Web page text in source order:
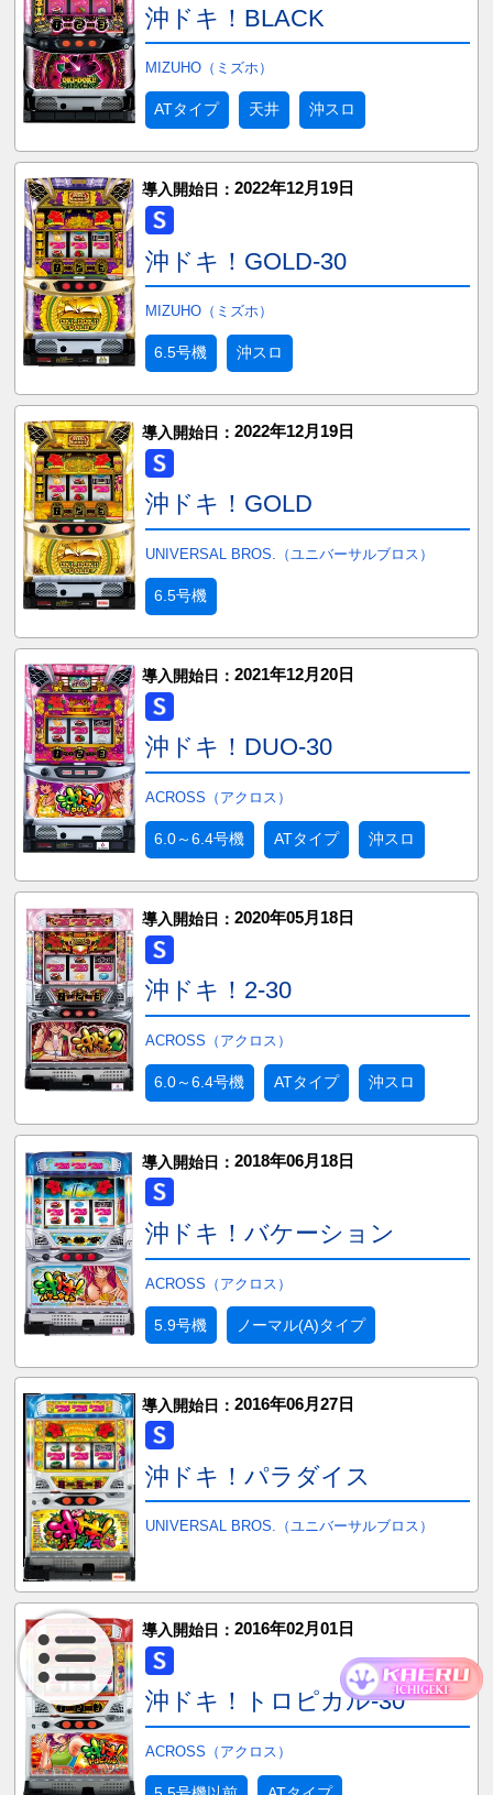
沖ドキ！BLACK
MIZUHO（ミズホ）
ATタイプ 天井 沖スロ
導入開始日： 2022年12月19日
沖ドキ！GOLD-30
MIZUHO（ミズホ）
6.5号機 沖スロ
導入開始日： 2022年12月19日
沖ドキ！GOLD
UNIVERSAL BROS.（ユニバーサルブロス）
6.5号機
導入開始日： 2021年12月20日
沖ドキ！DUO-30
ACROSS（アクロス）
6.0～6.4号機 ATタイプ 沖スロ
導入開始日： 2020年05月18日
沖ドキ！2-30
ACROSS（アクロス）
6.0～6.4号機 ATタイプ 沖スロ
導入開始日： 2018年06月18日
沖ドキ！バケーション
ACROSS（アクロス）
5.9号機 ノーマル(A)タイプ
導入開始日： 2016年06月27日
沖ドキ！パラダイス
UNIVERSAL BROS.（ユニバーサルブロス）
導入開始日： 2016年02月01日
沖ドキ！トロピカル-30
ACROSS（アクロス）